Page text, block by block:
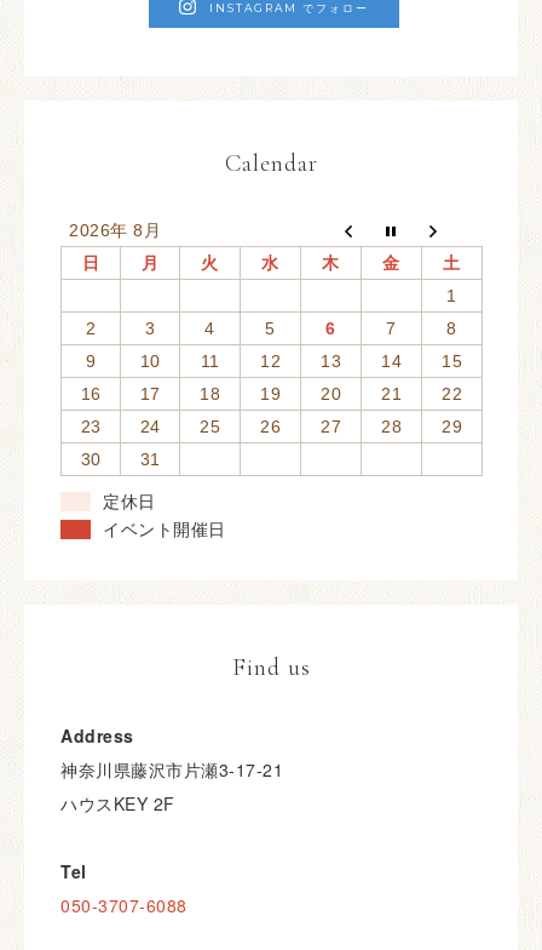
INSTAGRAM でフォロー
Calendar
2026年 8月
日
月 火 水 木 金
土
1
2
3 4 5 6 7
8
9
10 11 12 13 14
15
16
17 18 19 20 21
22
23
24 25 26 27 28
29
30
31
定休日
イベント開催日
Find us
Address
神奈川県藤沢市片瀬3-17-21
ハウスKEY 2F
Tel
050-3707-6088